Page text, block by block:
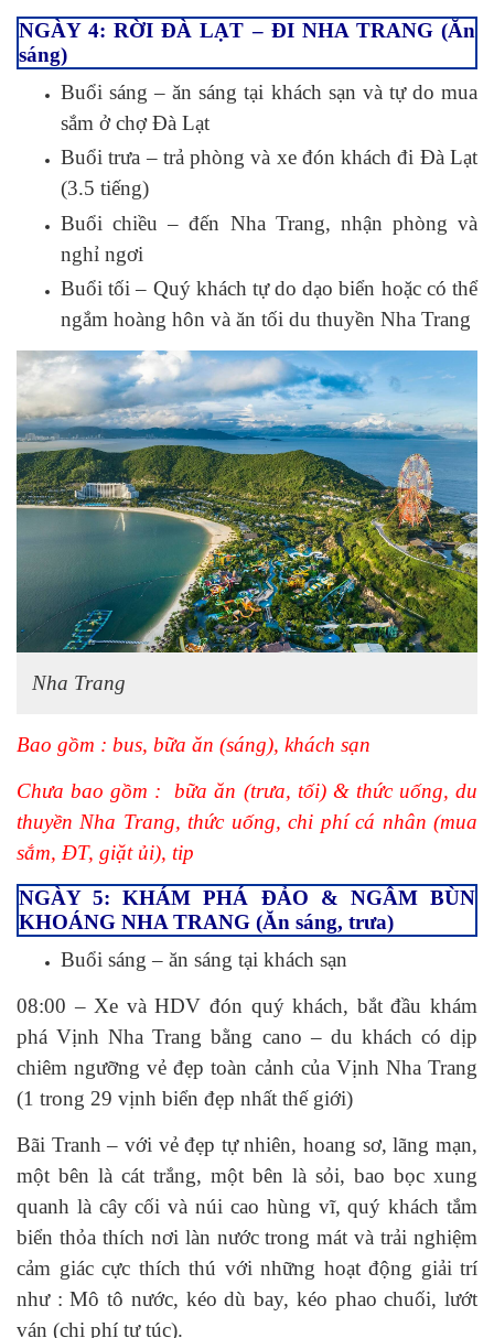
NGÀY 4: RỜI ĐÀ LẠT – ĐI NHA TRANG (Ăn
sáng)
Buổi sáng – ăn sáng tại khách sạn và tự do mua
sắm ở chợ Đà Lạt
Buổi trưa – trả phòng và xe đón khách đi Đà Lạt
(3.5 tiếng)
Buổi chiều – đến Nha Trang, nhận phòng và
nghỉ ngơi
Buổi tối – Quý khách tự do dạo biển hoặc có thể
ngắm hoàng hôn và ăn tối du thuyền Nha Trang
Nha Trang
Bao gồm : bus, bữa ăn (sáng), khách sạn
Chưa bao gồm : bữa ăn (trưa, tối) & thức uống, du
thuyền Nha Trang, thức uống, chi phí cá nhân (mua
sắm, ĐT, giặt ủi), tip
NGÀY 5: KHÁM PHÁ ĐẢO & NGÂM BÙN
KHOÁNG NHA TRANG (Ăn sáng, trưa)
Buổi sáng – ăn sáng tại khách sạn
08:00 – Xe và HDV đón quý khách, bắt đầu khám
phá Vịnh Nha Trang bằng cano – du khách có dịp
chiêm ngưỡng vẻ đẹp toàn cảnh của Vịnh Nha Trang
(1 trong 29 vịnh biển đẹp nhất thế giới)
Bãi Tranh – với vẻ đẹp tự nhiên, hoang sơ, lãng mạn,
một bên là cát trắng, một bên là sỏi, bao bọc xung
quanh là cây cối và núi cao hùng vĩ, quý khách tắm
biển thỏa thích nơi làn nước trong mát và trải nghiệm
cảm giác cực thích thú với những hoạt động giải trí
như : Mô tô nước, kéo dù bay, kéo phao chuối, lướt
ván (chi phí tự túc).